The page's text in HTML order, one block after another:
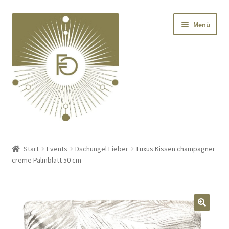
Navigation
springen
springen
Menü
Deko
öffnen
Kränze
Start Events Dschungel Fieber
Luxus Kissen champagner
creme Palmblatt 50 cm
🔍